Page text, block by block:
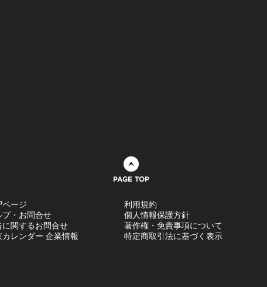
ページ
プ・お問合せ
に関するお問合せ
カレンダー 企業情報
利用規約
個人情報保護方針
著作権・免責事項について
特定商取引法に基づく表示